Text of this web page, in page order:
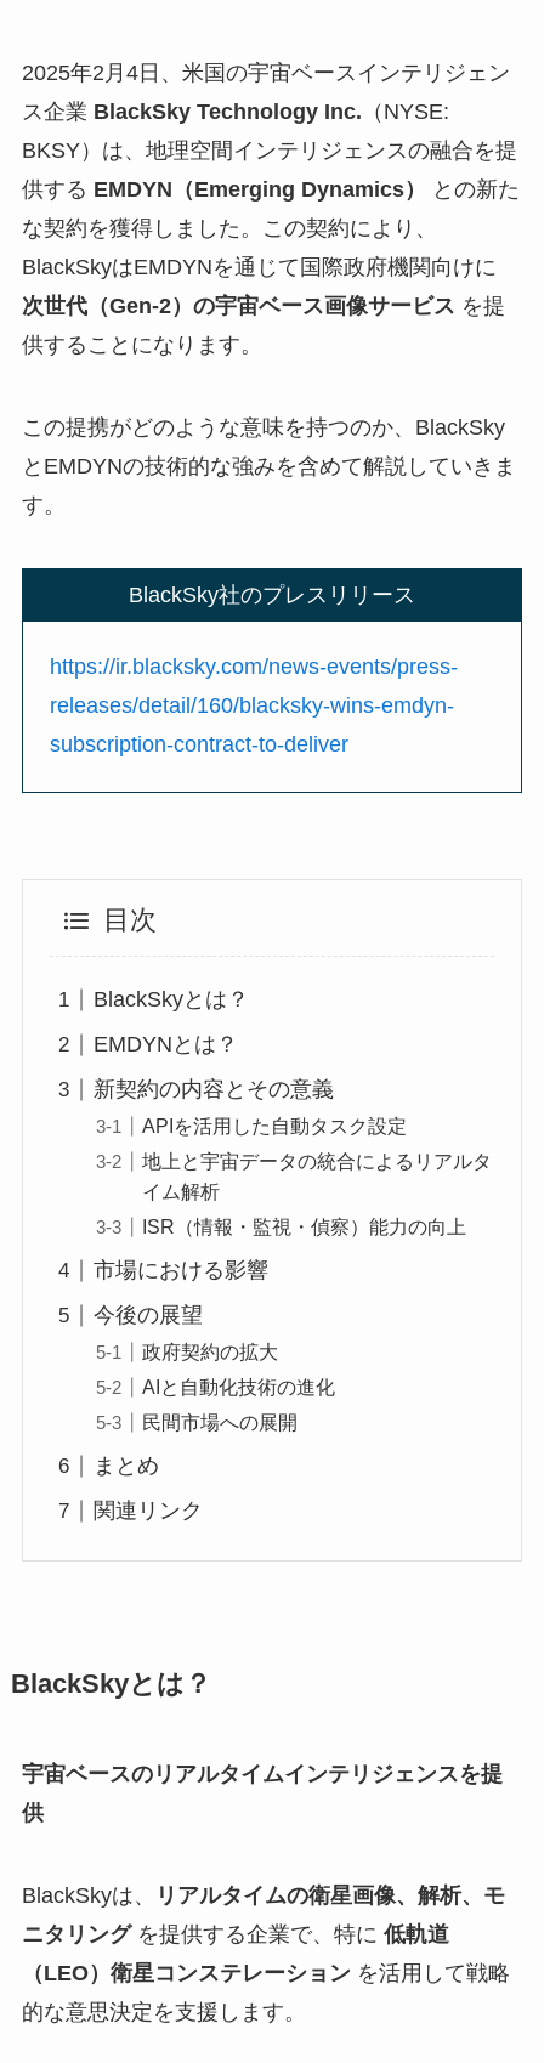
2025年2月4日、米国の宇宙ベースインテリジェン
ス企業 BlackSky Technology Inc. （NYSE:
BKSY）は、地理空間インテリジェンスの融合を提
供する EMDYN（Emerging Dynamics）
との新た
な契約を獲得しました。この契約により、
BlackSkyはEMDYNを通じて国際政府機関向けに
次世代（Gen-2）の宇宙ベース画像サービス を提
供することになります。
この提携がどのような意味を持つのか、BlackSky
とEMDYNの技術的な強みを含めて解説していきま
す。
BlackSky社のプレスリリース
https://ir.blacksky.com/news-events/press-
releases/detail/160/blacksky-wins-emdyn-
subscription-contract-to-deliver
目次
BlackSkyとは？
EMDYNとは？
新契約の内容とその意義
APIを活用した自動タスク設定
地上と宇宙データの統合によるリアルタ
イム解析
ISR（情報・監視・偵察）能力の向上
市場における影響
今後の展望
政府契約の拡大
AIと自動化技術の進化
民間市場への展開
まとめ
関連リンク
BlackSkyとは？
宇宙ベースのリアルタイムインテリジェンスを提
供
BlackSkyは、
リアルタイムの衛星画像、解析、モ
ニタリングを提供する企業で、特に 低軌道
（LEO）衛星コンステレーションを活用して戦略
的な意思決定を支援します。